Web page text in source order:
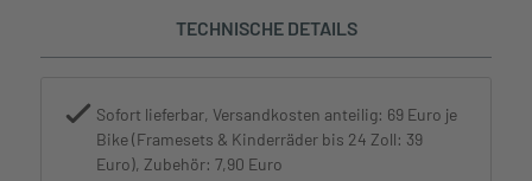
TECHNISCHE DETAILS
Sofort lieferbar, Versandkosten anteilig: 69 Euro je
Bike (Framesets & Kinderräder bis 24 Zoll: 39
Euro), Zubehör: 7,90 Euro